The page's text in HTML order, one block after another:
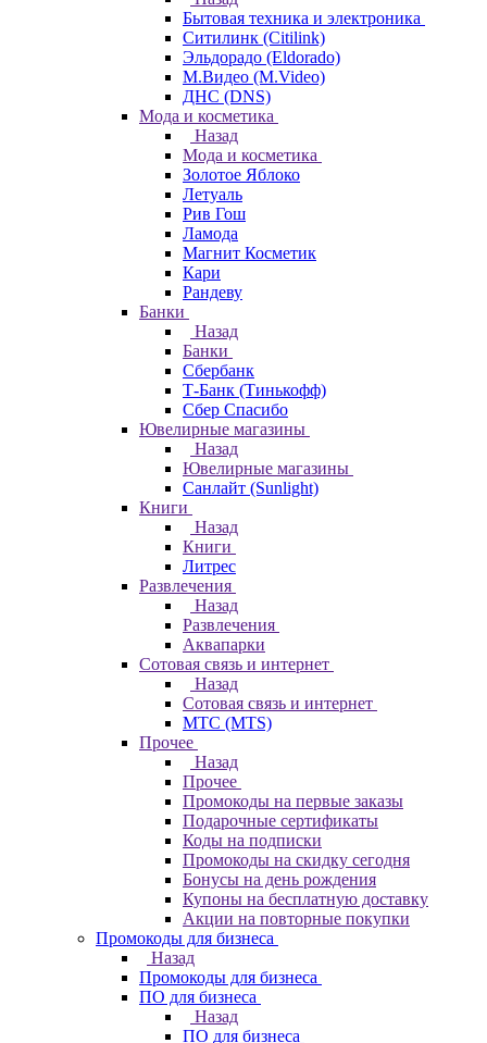
Бытовая техника и электроника
Ситилинк (Citilink)
Эльдорадо (Eldorado)
М.Видео (M.Video)
ДНС (DNS)
Мода и косметика
Назад
Мода и косметика
Золотое Яблоко
Летуаль
Рив Гош
Ламода
Магнит Косметик
Кари
Рандеву
Банки
Назад
Банки
Сбербанк
Т-Банк (Тинькофф)
Сбер Спасибо
Ювелирные магазины
Назад
Ювелирные магазины
Санлайт (Sunlight)
Книги
Назад
Книги
Литрес
Развлечения
Назад
Развлечения
Аквапарки
Сотовая связь и интернет
Назад
Сотовая связь и интернет
МТС (MTS)
Прочее
Назад
Прочее
Промокоды на первые заказы
Подарочные сертификаты
Коды на подписки
Промокоды на скидку сегодня
Бонусы на день рождения
Купоны на бесплатную доставку
Акции на повторные покупки
Промокоды для бизнеса
Назад
Промокоды для бизнеса
ПО для бизнеса
Назад
ПО для бизнеса